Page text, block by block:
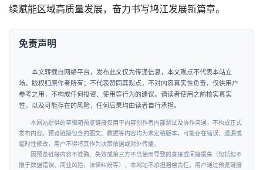
续赋能区域高质量发展，奋力书写鸠江发展新篇章。
免责声明
本文转载自网络平台，发布此文仅为传递信息，本文观点不代表本站立
场，版权归原作者所有；不代表赞同其观点，不对内容真实性负责，仅供用户
参考之用，不构成任何投资、使用等行为的建议。请读者使用之前核实真实
性，以及可能存在的风险，任何后果均由读者自行承担。
本网站提供的草稿箱预览链接仅用于内容创作者内部测试及协作沟通，不构成正式
发布内容。预览链接包含的图文、数据等内容均为未定稿版本，可能存在错误、遗漏或
临时性修改，用户不得将其作为决策依据或对外传播。
因预览链接内容不准确、失效或第三方不当使用导致的直接或间接损失（包括但不
限于数据错误、商业风险、法律纠纷等），本网站不承担赔偿责任。用户通过预览链接